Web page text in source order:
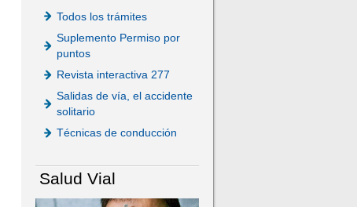
Todos los trámites
Suplemento Permiso por
puntos
Revista interactiva 277
Salidas de vía, el accidente
solitario
Técnicas de conducción
Salud Vial